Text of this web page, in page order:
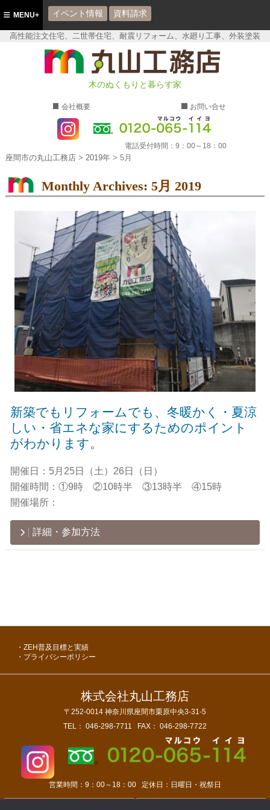
高性能注文住宅、二世帯住宅、耐震リフォーム、水廻り工事、外装塗装
座間市の丸山工務店
木のぬくもりと暮らす家
会社概要 お問い合せ
電話受付時間： 9：00～18：00
MENU+ イベント情報 資料請求
座間市の丸山工務店> 2019年> 5月
Monthly Archives: 5月 2019
新築でもリフォームでも、冬暖かく・夏涼
しい・省エネな家にするためのポイント
がわかります。
開催日： 5月25日（土）26日（日）
開催時間： ①9時 ②10時半 ③13時半 ④15時
開催場所：
詳細・参加方法
ZEH普及目標と実績
プライバシーポリシー
株式会社丸山工務店
〒252-0014 神奈川県座間市栗原中央3-31-5
TEL： 046-298-7711 FAX： 046-298-7722
営業時間： 9：00～18：00 定休日： 日曜日・祝祭日